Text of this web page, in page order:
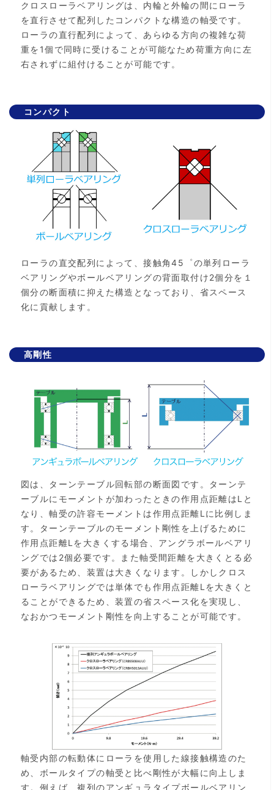
クロスローラベアリングは、内輪と外輪の間にローラ
を直行させて配列したコンパクトな構造の軸受です。
ローラの直行配列によって、あらゆる方向の複雑な荷
重を1個で同時に受けることが可能なため荷重方向に左
右されずに組付けることが可能です。
コンパクト
ローラの直交配列によって、接触角45゜の単列ローラ
ベアリングやボールベアリングの背面取付け2個分を１
個分の断面積に抑えた構造となっており、省スペース
化に貢献します。
高剛性
図は、ターンテーブル回転部の断面図です。ターンテ
ーブルにモーメントが加わったときの作用点距離はLと
なり、軸受の許容モーメントは作用点距離Lに比例しま
す。ターンテーブルのモーメント剛性を上げるために
作用点距離Lを大きくする場合、アングラボールベアリ
ングでは2個必要です。また軸受間距離を大きくとる必
要があるため、装置は大きくなります。しかしクロス
ローラベアリングでは単体でも作用点距離Lを大きくと
ることができるため、装置の省スペース化を実現し、
なおかつモーメント剛性を向上することが可能です。
軸受内部の転動体にローラを使用した線接触構造のた
め、ボールタイプの軸受と比べ剛性が大幅に向上しま
す。例えば、複列のアンギュラタイプボールベアリン